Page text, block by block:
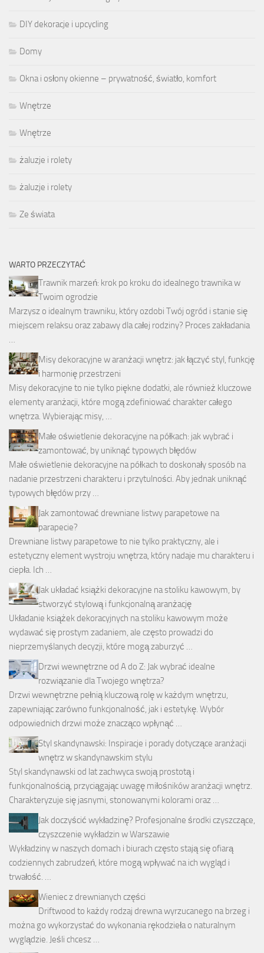
DIY dekoracje i upcycling
Domy
Okna i osłony okienne – prywatność, światło, komfort
Wnętrze
Wnętrze
żaluzje i rolety
żaluzje i rolety
Ze świata
WARTO PRZECZYTAĆ
Trawnik marzeń: krok po kroku do idealnego trawnika w
Twoim ogrodzie
Marzysz o idealnym trawniku, który ozdobi Twój ogród i stanie się
miejscem relaksu oraz zabawy dla całej rodziny? Proces zakładania
…
Misy dekoracyjne w aranżacji wnętrz: jak łączyć styl, funkcję
i harmonię przestrzeni
Misy dekoracyjne to nie tylko piękne dodatki, ale również kluczowe
elementy aranżacji, które mogą zdefiniować charakter całego
wnętrza. Wybierając misy, …
Małe oświetlenie dekoracyjne na półkach: jak wybrać i
zamontować, by uniknąć typowych błędów
Małe oświetlenie dekoracyjne na półkach to doskonały sposób na
nadanie przestrzeni charakteru i przytulności. Aby jednak uniknąć
typowych błędów przy …
Jak zamontować drewniane listwy parapetowe na
parapecie?
Drewniane listwy parapetowe to nie tylko praktyczny, ale i
estetyczny element wystroju wnętrza, który nadaje mu charakteru i
ciepła. Ich …
Jak układać książki dekoracyjne na stoliku kawowym, by
stworzyć stylową i funkcjonalną aranżację
Układanie książek dekoracyjnych na stoliku kawowym może
wydawać się prostym zadaniem, ale często prowadzi do
nieprzemyślanych decyzji, które mogą zaburzyć …
Drzwi wewnętrzne od A do Z: Jak wybrać idealne
rozwiązanie dla Twojego wnętrza?
Drzwi wewnętrzne pełnią kluczową rolę w każdym wnętrzu,
zapewniając zarówno funkcjonalność, jak i estetykę. Wybór
odpowiednich drzwi może znacząco wpłynąć …
Styl skandynawski: Inspiracje i porady dotyczące aranżacji
wnętrz w skandynawskim stylu
Styl skandynawski od lat zachwyca swoją prostotą i
funkcjonalnością, przyciągając uwagę miłośników aranżacji wnętrz.
Charakteryzuje się jasnymi, stonowanymi kolorami oraz …
Jak doczyścić wykładzinę? Profesjonalne środki czyszczące,
czyszczenie wykładzin w Warszawie
Wykładziny w naszych domach i biurach często stają się ofiarą
codziennych zabrudzeń, które mogą wpływać na ich wygląd i
trwałość. …
Wieniec z drewnianych części
Driftwood to każdy rodzaj drewna wyrzucanego na brzeg i
można go wykorzystać do wykonania rękodzieła o naturalnym
wyglądzie. Jeśli chcesz …